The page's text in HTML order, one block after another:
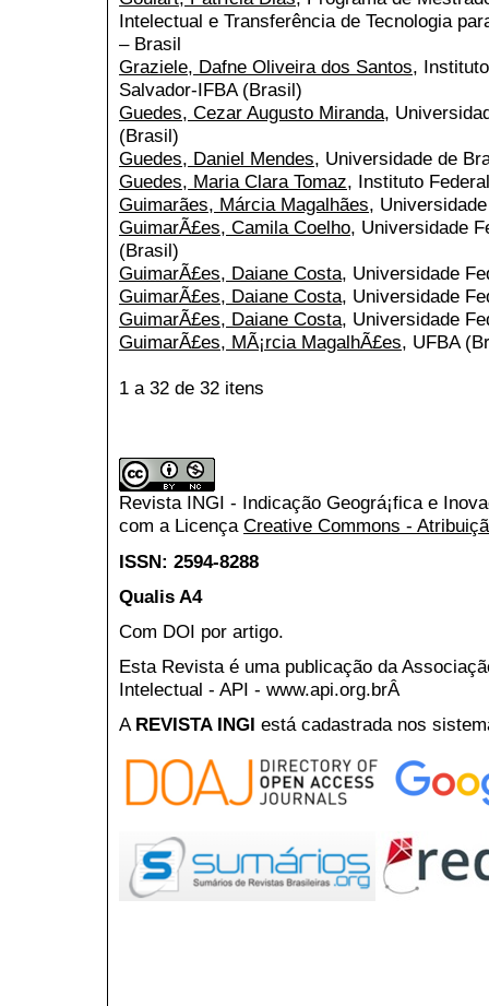
Intelectual e Transferência de Tecnologia
– Brasil
Graziele, Dafne Oliveira dos Santos,
Salvador-IFBA (Brasil)
Guedes, Cezar Augusto Miranda,
(Brasil)
Guedes, Daniel Mendes, Universidade de
Guedes, Maria Clara Tomaz, Instituto
Guimarães, Márcia Magalhães,
GuimarÃ£es, Camila Coelho, Universidade
(Brasil)
GuimarÃ£es, Daiane Costa, Universidade
GuimarÃ£es, Daiane Costa, Universidade
GuimarÃ£es, Daiane Costa, Universidade
GuimarÃ£es, MÃ¡rcia MagalhÃ£es, UFBA
1 a 32 de 32 itens
Revista INGI - Indicação Geográ¡fica e
com a Licença Creative Commons -
ISSN: 2594-8288
Qualis A4
Com DOI por artigo.
Esta Revista é uma publicação da
Intelectual - API - www.api.org.brÂ
A REVISTA INGI está cadastrada nos